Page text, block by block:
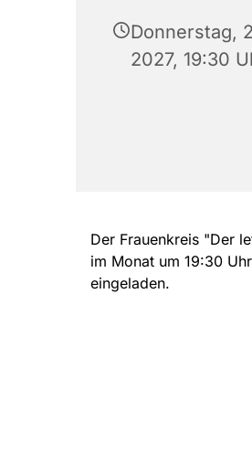
Donnerstag,
2027, 19:30
Der Frauenkreis "Der
im Monat um 19:30
eingeladen.